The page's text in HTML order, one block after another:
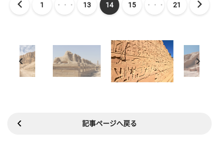
1 ・・・ 13 14 15 ・・・ 21
記事ページへ戻る